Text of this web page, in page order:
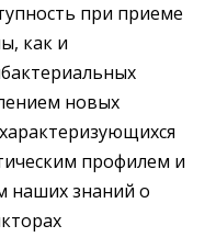
при приеме
как и
новых
профилем и
наших знаний о